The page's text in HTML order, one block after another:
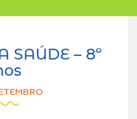
SAÚDE – 8º